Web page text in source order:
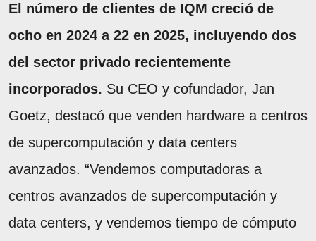
El número de clientes de IQM creció de
ocho en 2024 a 22 en 2025, incluyendo dos
del sector privado recientemente
incorporados. Su CEO y cofundador, Jan
Goetz, destacó que venden hardware a centros
de supercomputación y data centers
avanzados. “Vendemos computadoras a
centros avanzados de supercomputación y
data centers, y vendemos tiempo de cómputo